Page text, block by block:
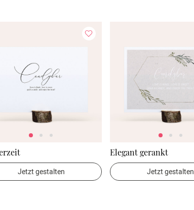
Jetzt gestalten
Elegant gerankt
Jetzt gestalten